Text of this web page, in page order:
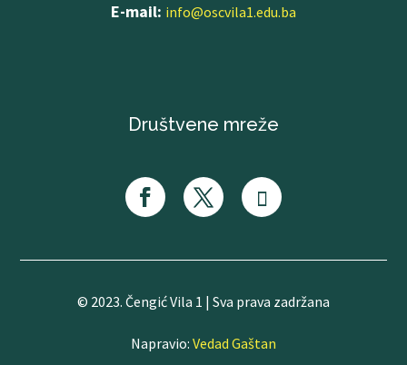
E-mail: info@oscvila1.edu.ba
Društvene mreže
© 2023. Čengić Vila 1 | Sva prava zadržana
Napravio: Vedad Gaštan